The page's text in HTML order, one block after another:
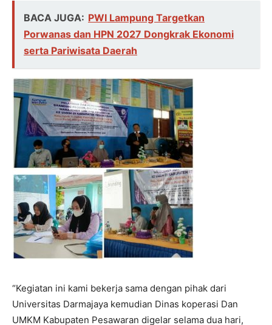
BACA JUGA: PWI Lampung Targetkan
Porwanas dan HPN 2027 Dongkrak Ekonomi
serta Pariwisata Daerah
“Kegiatan ini kami bekerja sama dengan pihak dari
Universitas Darmajaya kemudian Dinas koperasi Dan
UMKM Kabupaten Pesawaran digelar selama dua hari,